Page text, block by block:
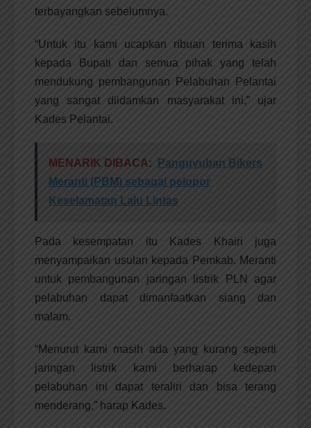
terbayangkan sebelumnya.
“Untuk itu kami ucapkan ribuan terima kasih
kepada Bupati dan semua pihak yang telah
mendukung pembangunan Pelabuhan Pelantai
yang sangat diidamkan masyarakat ini,” ujar
Kades Pelantai.
MENARIK DIBACA:
Panguyuban Bikers
Meranti (PBM) sebagai pelopor
Keselamatan Lalu Lintas
Pada kesempatan itu Kades Khairi juga
menyampaikan usulan kepada Pemkab. Meranti
untuk pembangunan jaringan listrik PLN agar
pelabuhan dapat dimanfaatkan siang dan
malam.
“Menurut kami masih ada yang kurang seperti
jaringan listrik kami berharap kedepan
pelabuhan ini dapat teraliri dan bisa terang
menderang,” harap Kades.